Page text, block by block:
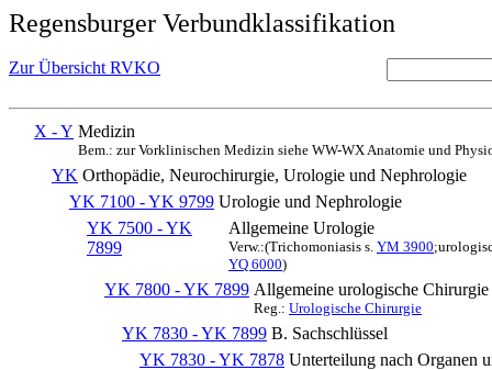
Regensburger Verbundklassifikation
Zur Übersicht RVKO
X - Y Medizin
Bem.: zur Vorklinischen Medizin siehe WW-WX Anatomie und
YK Orthopädie, Neurochirurgie, Urologie und Nephrologie
YK 7100 - YK 9799 Urologie und Nephrologie
YK 7500 - YK
7899
Allgemeine Urologie
Verw.:(Trichomoniasis s. YM 3900
YQ 6000)
YK 7800 - YK 7899 Allgemeine urologische Chirurgie
Reg.: Urologische Chirurgie
YK 7830 - YK 7899 B. Sachschlüssel
YK 7830 - YK 7878 Unterteilung nach Organen